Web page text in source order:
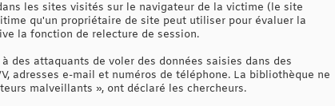
les sites visités sur le navigateur de la victime (le site
qu'un propriétaire de site peut utiliser pour évaluer la
la fonction de relecture de session.
des attaquants de voler des données saisies dans des
adresses e-mail et numéros de téléphone. La bibliothèque ne
malveillants », ont déclaré les chercheurs.